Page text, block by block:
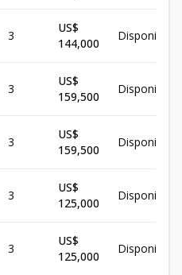
3
US$
144,000
Disponible
3
US$
159,500
Disponible
3
US$
159,500
Disponible
3
US$
125,000
Disponible
3
US$
125,000
Disponible